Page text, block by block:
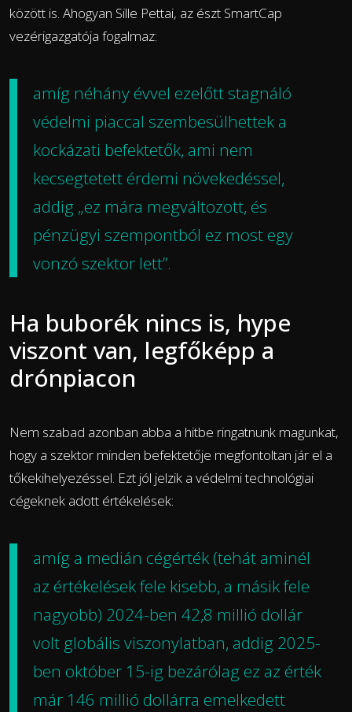
között is. Ahogyan Sille Pettai, az észt SmartCap
vezérigazgatója fogalmaz:
amíg néhány évvel ezelőtt stagnáló
védelmi piaccal szembesülhettek a
kockázati befektetők, ami nem
kecsegtetett érdemi növekedéssel,
addig „ez mára megváltozott, és
pénzügyi szempontból ez most egy
vonzó szektor lett”.
Ha buborék nincs is, hype
viszont van, legfőképp a
drónpiacon
Nem szabad azonban abba a hitbe ringatnunk magunkat,
hogy a szektor minden befektetője megfontoltan jár el a
tőkekihelyezéssel. Ezt jól jelzik a védelmi technológiai
cégeknek adott értékelések:
amíg a medián cégérték (tehát aminél
az értékelések fele kisebb, a másik fele
nagyobb) 2024-ben 42,8 millió dollár
volt globális viszonylatban, addig 2025-
ben október 15-ig bezárólag ez az érték
már 146 millió dollárra emelkedett